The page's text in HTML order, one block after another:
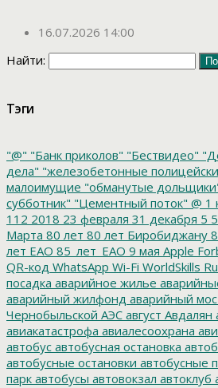
16.07.2026 14:00
Найти:
Тэги
"@" "Банк приколов" "Бествидео"
дела" "железобетонные
малоимущие "обманутые
субботник" "Цементный поток" @ 1
112 2018 23 февраля 31 декабря 5
Марта 80 лет 80 лет Биробиджану
лет ЕАО 85_лет_ЕАО 9 мая Apple
QR-код WhatsApp Wi-Fi WorldSkills
посадка аварийное жилье
аварийный жилфонд аварийный
Чернобыльской АЭС август Авдалян
авиакатастрофа авиалесоохрана
автобус автобусная остановка
автобусные остановки автобусные
парк автобусы автовокзал автоклуб